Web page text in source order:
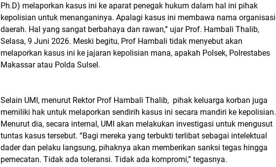
Ph.D) melaporkan kasus ini ke aparat penegak hukum dalam hal ini pihak
kepolisian untuk menanganinya. Apalagi kasus ini membawa nama organisasi
daerah. Hal yang sangat berbahaya dan rawan,” ujar Prof. Hambali Thalib,
Selasa, 9 Juni 2026. Meski begitu, Prof Hambali tidak menyebut akan
melaporkan kasus ini ke jajaran kepolisian mana, apakah Polsek, Polrestabes
Makassar atau Polda Sulsel.
Selain UMI, menurut Rektor Prof Hambali Thalib, pihak keluarga korban juga
memiliki hak untuk melaporkan sendirih kasus ini secara mandiri ke kepolisian.
Menurut dia, secara internal, UMI akan melakukan investigasi untuk mengusut
tuntas kasus tersebut. “Bagi mereka yang terbukti terlibat sebagai intelektual
dader dan pelaku langsung, pihaknya akan memberikan sanksi tegas hingga
pemecatan. Tidak ada toleransi. Tidak ada kompromi,” tegasnya.